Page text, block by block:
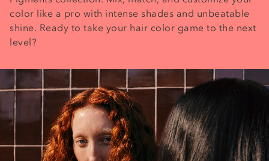
color like a pro with intense shades and unbeatable
shine. Ready to take your hair color game to the next
level?